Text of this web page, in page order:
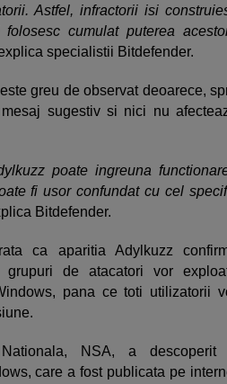
Astfel, infractorii isi
cumulat puterea
specialistii Bitdefender.
greu de observat deoarece,
sugestiv si nici nu
poate ingreuna
fi usor confundat cu cel
Bitdefender.
ca aparitia Adylkuzz
grupuri de atacatori vor
pana ce toti utilizatorii
NSA, a descoperit
care a fost publicata pe